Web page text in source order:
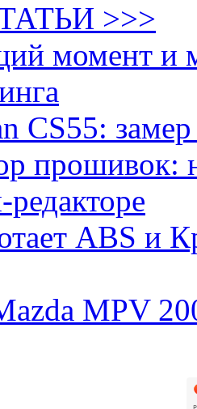
>>>
момент и
CS55:
прошивок:
ABS и
MPV